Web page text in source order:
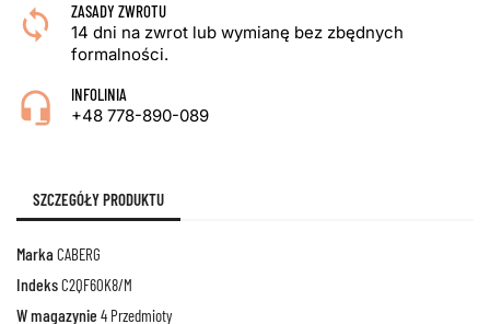
ZASADY ZWROTU
14 dni na zwrot lub wymianę bez zbędnych
formalności.
INFOLINIA
+48 778-890-089
SZCZEGÓŁY PRODUKTU
MarkaCABERG
IndeksC2QF60K8/M
W magazynie 4 Przedmioty